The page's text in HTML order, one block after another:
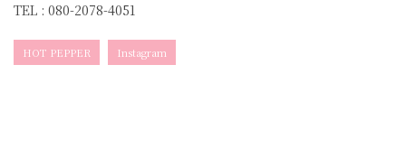
TEL : 080-2078-4051
HOT PEPPER Instagram